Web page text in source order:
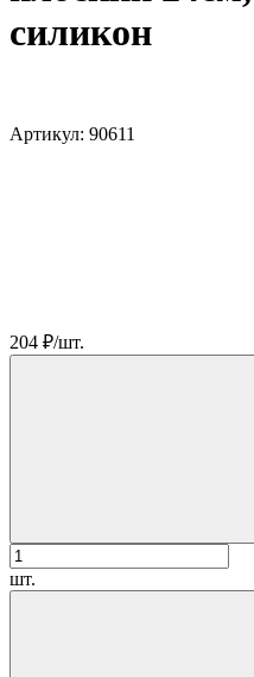
силикон
Артикул: 90611
204 ₽/шт.
шт.